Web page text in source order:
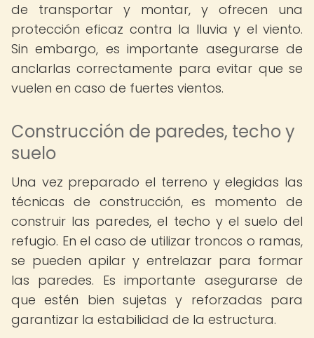
de transportar y montar, y ofrecen una
protección eficaz contra la lluvia y el viento.
Sin embargo, es importante asegurarse de
anclarlas correctamente para evitar que se
vuelen en caso de fuertes vientos.
Construcción de paredes, techo y
suelo
Una vez preparado el terreno y elegidas las
técnicas de construcción, es momento de
construir las paredes, el techo y el suelo del
refugio. En el caso de utilizar troncos o ramas,
se pueden apilar y entrelazar para formar
las paredes. Es importante asegurarse de
que estén bien sujetas y reforzadas para
garantizar la estabilidad de la estructura.